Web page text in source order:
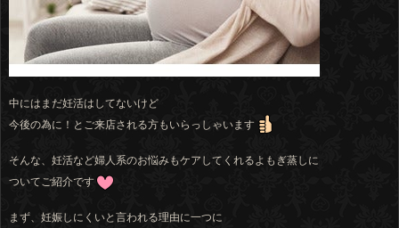
中にはまだ妊活はしてないけど
今後の為に！とご来店される方もいらっしゃいます
そんな、妊活など婦人系のお悩みもケアしてくれるよもぎ蒸しに
ついてご紹介です
まず、妊娠しにくいと言われる理由に一つに